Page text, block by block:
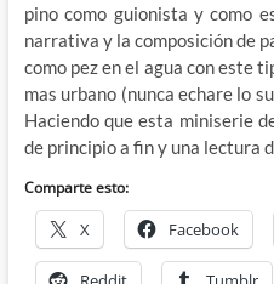
pino como guionista y como
narrativa y la composición de
como pez en el agua con este
mas urbano (nunca echare lo
Haciendo que esta miniserie
de principio a fin y una lectura
Comparte esto:
X Facebook